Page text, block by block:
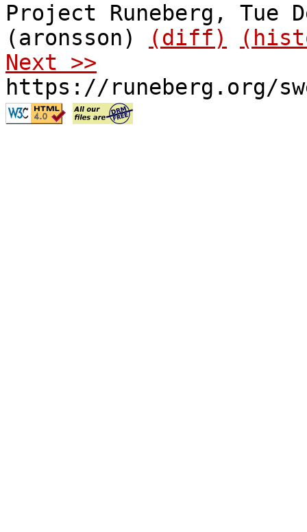
Project Runeberg, Tue
(aronsson)
(diff)
Next >>
https://runeberg.org/